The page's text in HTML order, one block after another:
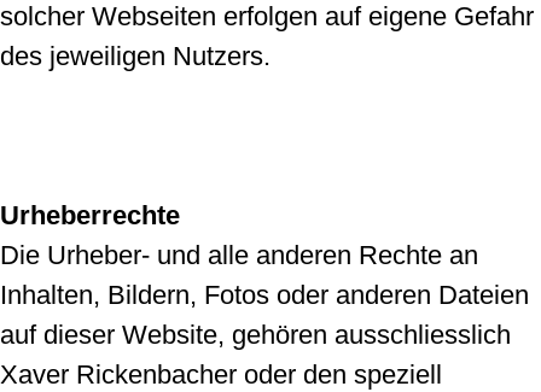
solcher Webseiten erfolgen auf eigene Gefahr
des jeweiligen Nutzers.
Urheberrechte
Die Urheber- und alle anderen Rechte an
Inhalten, Bildern, Fotos oder anderen Dateien
auf dieser Website, gehören ausschliesslich
Xaver Rickenbacher oder den speziell